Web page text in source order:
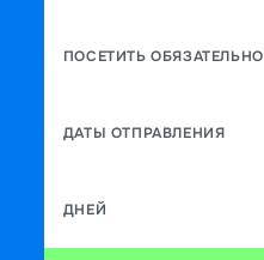
ПОСЕТИТЬ ОБЯЗАТЕЛЬНО
ДАТЫ ОТПРАВЛЕНИЯ
ДНЕЙ